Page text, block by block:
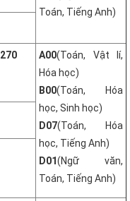
Toán, Tiếng Anh)
270 A00(Toán, Vật lí,
Hóa học)
B00(Toán, Hóa
học, Sinh học)
D07(Toán, Hóa
học, Tiếng Anh)
D01(Ngữ văn,
Toán, Tiếng Anh)